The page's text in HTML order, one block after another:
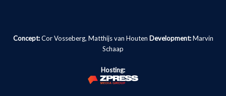
Concept:Cor Vosseberg, Matthijs van Houten Development: Marvin
Schaap
Hosting: